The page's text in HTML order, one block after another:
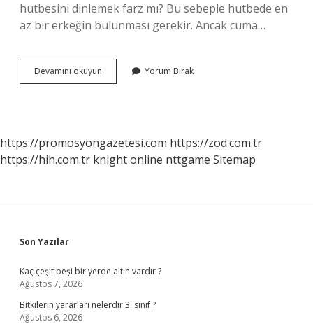
hutbesini dinlemek farz mı? Bu sebeple hutbede en
az bir erkeğin bulunması gerekir. Ancak cuma…
Devamını okuyun
Farz
Yorum Bırak
https://promosyongazetesi.com https://zod.com.tr
https://hih.com.tr knight online nttgame Sitemap
Sidebar
Son Yazılar
Kaç çeşit beşi bir yerde altın vardır ?
Ağustos 7, 2026
Bitkilerin yararları nelerdir 3. sınıf ?
Ağustos 6, 2026